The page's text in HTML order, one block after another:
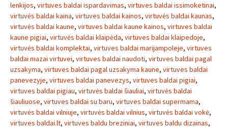
lenkijos, virtuves baldai ispardavimas, virtuves baldai issimoketinai,
virtuvės baldai kaina, virtuves baldai kainos, virtuvės baldai kaunas,
virtuvės baldai kaune, virtuves baldai kaune kainos, virtuves baldai
kaune pigiai, virtuvės baldai klaipėda, virtuves baldai klaipedoje,
virtuvės baldai komplektai, virtuves baldai marijampoleje, virtuves
baldai mazai virtuvei, virtuves baldai naudoti, virtuves baldai pagal
uzsakyma, virtuves baldai pagal uzsakyma kaune, virtuves baldai
panevezyje, virtuves baldai panevezys, virtuves baldai pigiai,
virtuves baldai pigiau, virtuvės baldai šiauliai, virtuvės baldai
šiauliuose, virtuves baldai su baru, virtuves baldai supermama,
virtuvės baldai vilniuje, virtuvės baldai vilnius, virtuvės baldai vokė,
virtuves baldai.lt, virtuves baldu breziniai, virtuves baldu dizainas,